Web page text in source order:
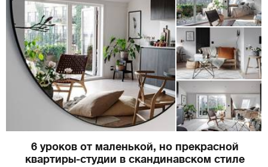
6 уроков от маленькой, но прекрасной
квартиры-студии в скандинавском стиле